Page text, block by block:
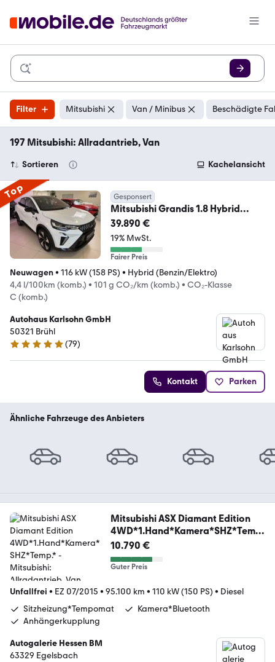
Filter Mitsubishi Van / Minibus Beschädigte
197 Mitsubishi: Allradantrieb, Van
Sortieren Kachelansicht
Top Gesponsert
Mitsubishi Grandis 1.8 Hybrid
DIAMANT TOP
39.890 €
19% MwSt.
Fairer Preis
Neuwagen• 116 kW (158 PS) • Hybrid (Benzin/Elektro)
4,4 l/100km (komb.) • 101 g CO₂/km (komb.) • CO₂-Klasse
C (komb.)
Autohaus Karlsohn GmbH
50321 Brühl
5 Sterne
(79)
Kontakt Parken
Ähnliche Fahrzeuge des Anbieters
Mitsubishi ASX Diamant Edition
4WD*1.Hand*Kamera*SHZ*Temp.
*
10.790 €
Guter Preis
Unfallfrei • EZ 07/2015 • 95.100 km • 110 kW (150 PS) • Diesel
Sitzheizung*Tempomat
Kamera*Bluetooth
Anhängerkupplung
Autogalerie Hessen BM
63329 Egelsbach